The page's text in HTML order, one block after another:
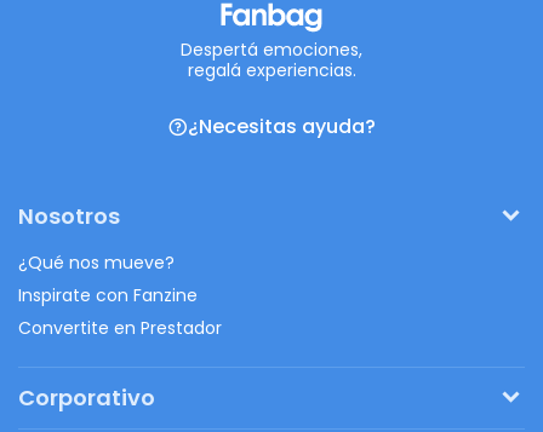
Despertá emociones,
regalá experiencias.
¿Necesitas ayuda?
Nosotros
¿Qué nos mueve?
Inspirate con Fanzine
Convertite en Prestador
Corporativo